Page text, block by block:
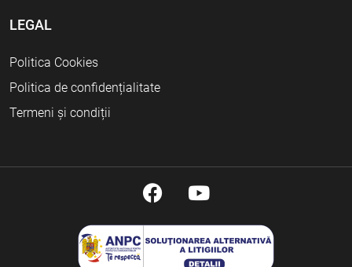
LEGAL
Politica Cookies
Politica de confidențialitate
Termeni și condiții